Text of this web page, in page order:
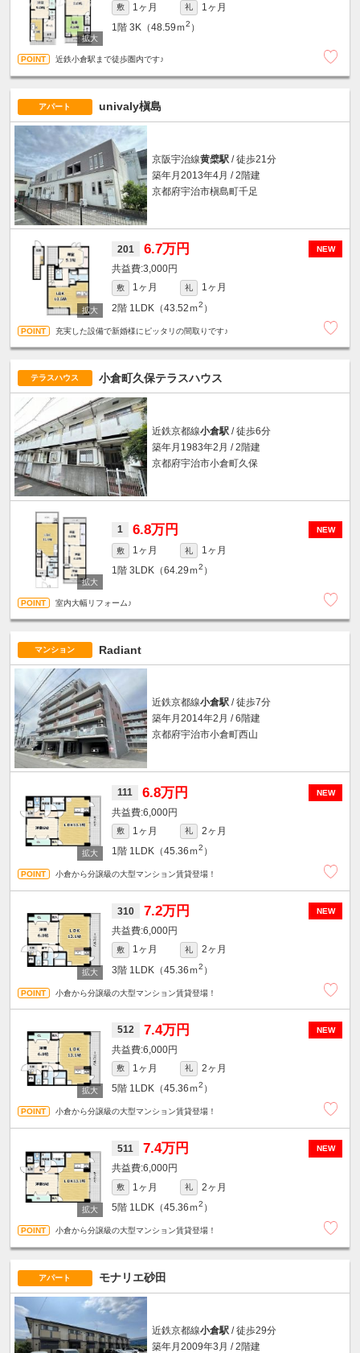
敷 1ヶ月 礼
1ヶ月
1階 3K（48.59ｍ2 ）
近鉄小倉駅まで徒歩圏内です♪
アパート univaly槇島
京阪宇治線黄檗駅/ 徒歩21分
築年月2013年4月 / 2階建
京都府宇治市槇島町千足
NEW
201 6.7万円
3,000円
敷 1ヶ月 礼
1ヶ月
2階 1LDK（43.52ｍ2 ）
充実した設備で新婚様にピッタリの間取りです♪
テラスハウス 小倉町久保テラスハウス
近鉄京都線小倉駅/ 徒歩6分
築年月1983年2月 / 2階建
京都府宇治市小倉町久保
NEW
1 6.8万円
敷 1ヶ月 礼
1ヶ月
1階 3LDK（64.29ｍ2 ）
室内大幅リフォーム♪
マンション Radiant
近鉄京都線小倉駅/ 徒歩7分
築年月2014年2月 / 6階建
京都府宇治市小倉町西山
NEW
111 6.8万円
6,000円
敷 1ヶ月 礼
2ヶ月
1階 1LDK（45.36ｍ2 ）
小倉から分譲級の大型マンション賃貸登場！
NEW
310 7.2万円
6,000円
敷 1ヶ月 礼
2ヶ月
3階 1LDK（45.36ｍ2 ）
小倉から分譲級の大型マンション賃貸登場！
NEW
512 7.4万円
6,000円
敷 1ヶ月 礼
2ヶ月
5階 1LDK（45.36ｍ2 ）
小倉から分譲級の大型マンション賃貸登場！
NEW
511 7.4万円
6,000円
敷 1ヶ月 礼
2ヶ月
5階 1LDK（45.36ｍ2 ）
小倉から分譲級の大型マンション賃貸登場！
アパート モナリエ砂田
近鉄京都線小倉駅/ 徒歩29分
築年月2009年3月 / 2階建